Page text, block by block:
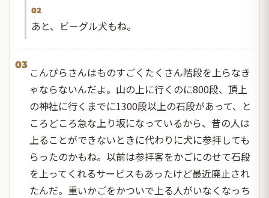
02
あと、ビーグル犬もね。
03
こんぴらさんはものすごくたくさん階段を上らなき
ゃならないんだよ。山の上に行くのに800段、頂上
の神社に行くまでに1300段以上の石段があって、と
ころどころ急な上り坂になっているから、昔の人は
上ることができないときに代わりに犬に参拝しても
らったのかもね。以前は参拝客をかごにのせて石段
を上ってくれるサービスもあったけど最近廃止され
たんだ。重いかごをかついで上る人がいなくなっち